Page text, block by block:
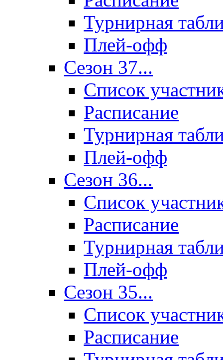
Турнирная
Плей-офф
Сезон 37...
Список
Расписание
Турнирная
Плей-офф
Сезон 36...
Список
Расписание
Турнирная
Плей-офф
Сезон 35...
Список
Расписание